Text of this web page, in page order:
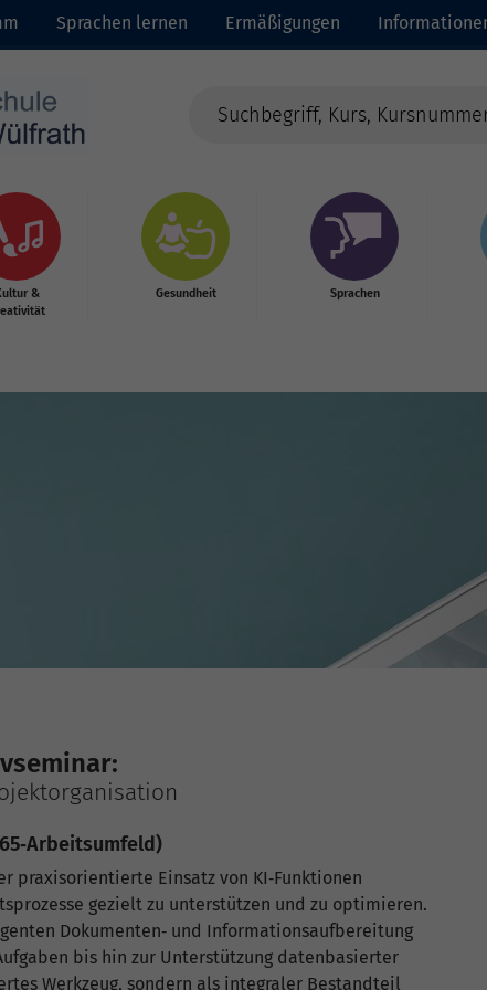
Sprachen lernen Ermäßigungen
&
Gesundheit Sprachen
praxisorientierte Einsatz von KI‑Funktionen
gezielt zu unterstützen und zu optimieren.
Dokumenten‑ und Informationsaufbereitung
bis hin zur Unterstützung datenbasierter
Werkzeug, sondern als integraler Bestandteil